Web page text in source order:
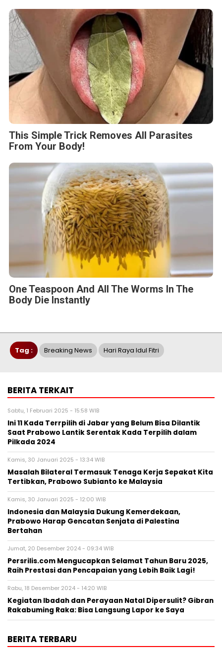
This Simple Trick Removes All Parasites
From Your Body!
One Teaspoon And All The Worms In The
Body Die Instantly
Tag : Breaking News Hari Raya Idul Fitri
BERITA TERKAIT
Sabtu, 1 Februari 2025 - 15:58 WIB
Ini 11 Kada Terrpilih di Jabar yang Belum Bisa Dilantik
Saat Prabowo Lantik Serentak Kada Terpilih dalam
Pilkada 2024
Kamis, 30 Januari 2025 - 13:34 WIB
Masalah Bilateral Termasuk Tenaga Kerja Sepakat Kita
Tertibkan, Prabowo Subianto ke Malaysia
Kamis, 30 Januari 2025 - 12:00 WIB
Indonesia dan Malaysia Dukung Kemerdekaan,
Prabowo Harap Gencatan Senjata di Palestina
Bertahan
Jumat, 20 Desember 2024 - 09:34 WIB
Persrilis.com Mengucapkan Selamat Tahun Baru 2025,
Raih Prestasi dan Pencapaian yang Lebih Baik Lagi!
Rabu, 18 Desember 2024 - 14:20 WIB
Kegiatan Ibadah dan Perayaan Natal Dipersulit? Gibran
Rakabuming Raka: Bisa Langsung Lapor ke Saya
BERITA TERBARU